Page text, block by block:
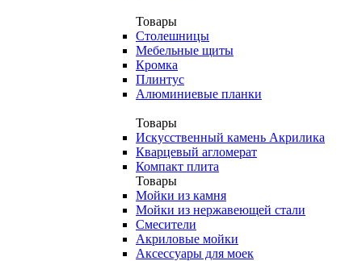
Товары
Столешницы
Мебельные щиты
Кромка
Плинтус
Алюминиевые планки
Товары
Искусственный камень Акрилика
Кварцевый агломерат
Компакт плита
Товары
Мойки из камня
Мойки из нержавеющей стали
Смесители
Акриловые мойки
Аксессуары для моек